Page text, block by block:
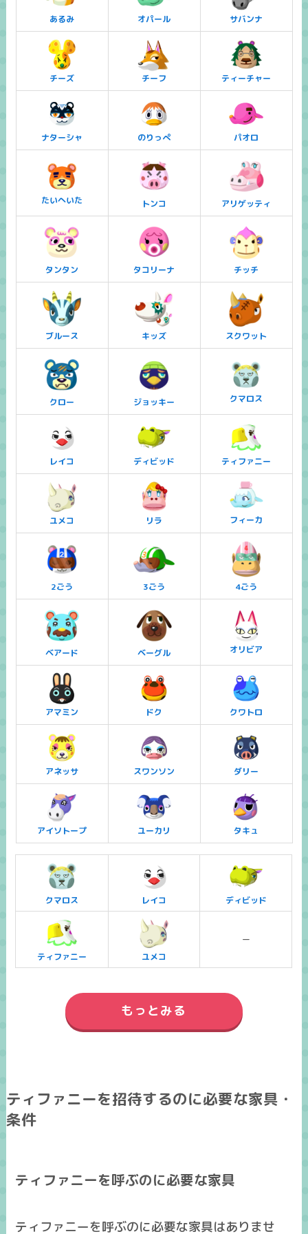
あるみ オパール サバンナ
チーズ チーフ ティーチャー
ナターシャ のりっぺ パオロ
たいへいた トンコ アリゲッティ
タンタン タコリーナ チッチ
ブルース キッズ スクワット
クロー ジョッキー クマロス
レイコ ディビッド ティファニー
ユメコ リラ フィーカ
2ごう 3ごう 4ごう
ベアード ベーグル オリビア
アマミン ドク クワトロ
アネッサ スワンソン ダリー
アイソトープ ユーカリ タキュ
クマロス レイコ ディビッド
ティファニー ユメコ
ー
もっとみる
ティファニーを招待するのに必要な家具・
条件
ティファニーを呼ぶのに必要な家具
ティファニーを呼ぶのに必要な家具はありませ